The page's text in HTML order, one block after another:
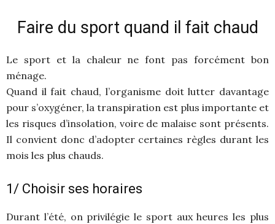
Faire du sport quand il fait chaud
Le sport et la chaleur ne font pas forcément bon
ménage.
Quand il fait chaud, l’organisme doit lutter davantage
pour s’oxygéner, la transpiration est plus importante et
les risques d’insolation, voire de malaise sont présents.
Il convient donc d’adopter certaines règles durant les
mois les plus chauds.
1/ Choisir ses horaires
Durant l’été, on privilégie le sport aux heures les plus